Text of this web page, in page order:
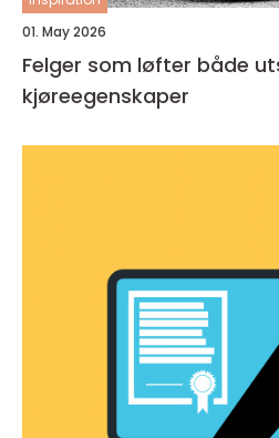
01. May 2026
Felger som løfter både
kjøreegenskaper